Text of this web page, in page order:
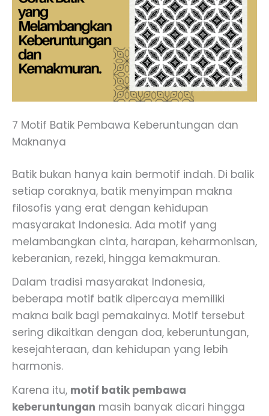
7 Motif Batik Pembawa Keberuntungan dan
Maknanya
Batik bukan hanya kain bermotif indah. Di balik
setiap coraknya, batik menyimpan makna
filosofis yang erat dengan kehidupan
masyarakat Indonesia. Ada motif yang
melambangkan cinta, harapan, keharmonisan,
keberanian, rezeki, hingga kemakmuran.
Dalam tradisi masyarakat Indonesia,
beberapa motif batik dipercaya memiliki
makna baik bagi pemakainya. Motif tersebut
sering dikaitkan dengan doa, keberuntungan,
kesejahteraan, dan kehidupan yang lebih
harmonis.
Karena itu, motif batik pembawa
keberuntungan masih banyak dicari hingga